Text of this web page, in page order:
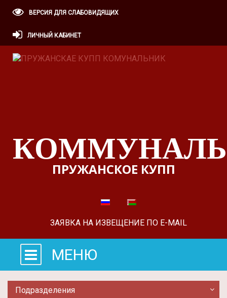
ВЕРСИЯ ДЛЯ СЛАБОВИДЯЩИХ
ЛИЧНЫЙ КАБИНЕТ
ПРУЖАНСКОЕ КУПП
ЗАЯВКА НА ИЗВЕЩЕНИЕ ПО E-MAIL
МЕНЮ
Подразделения